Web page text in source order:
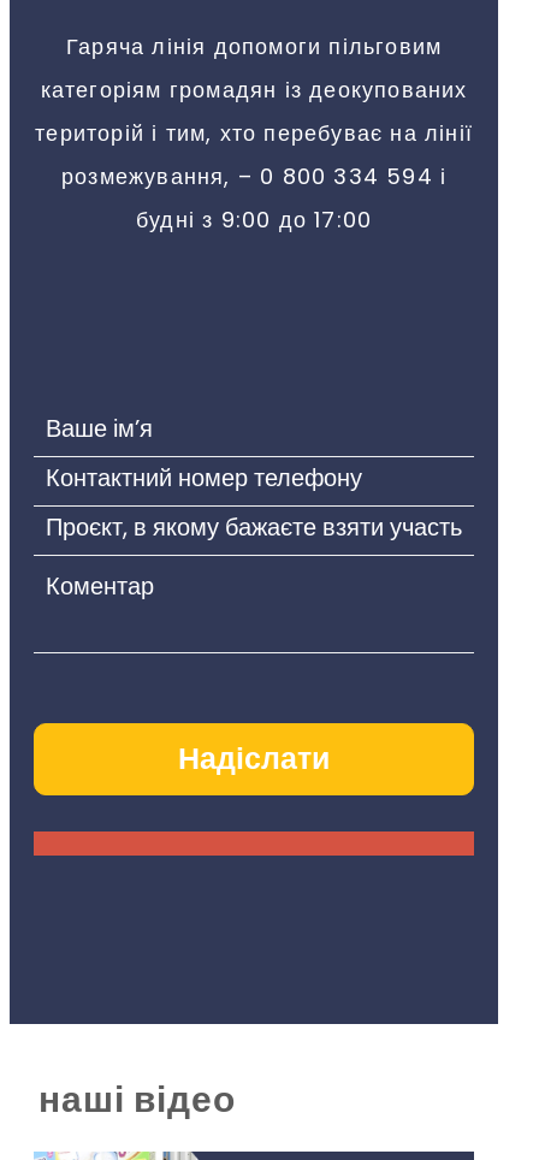
Гаряча лінія допомоги пільговим
категоріям громадян із деокупованих
територій і тим, хто перебуває на лінії
розмежування, – 0 800 334 594 і
будні з 9:00 до 17:00
наші відео